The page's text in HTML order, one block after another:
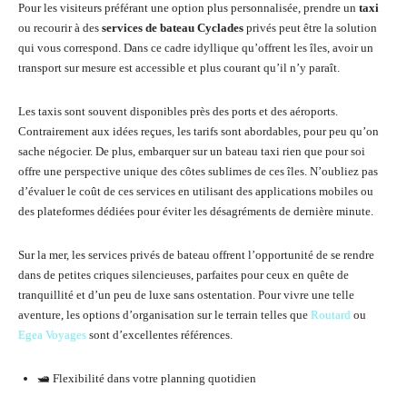
Pour les visiteurs préférant une option plus personnalisée, prendre un taxi
ou recourir à des services de bateau Cyclades privés peut être la solution
qui vous correspond. Dans ce cadre idyllique qu’offrent les îles, avoir un
transport sur mesure est accessible et plus courant qu’il n’y paraît.
Les taxis sont souvent disponibles près des ports et des aéroports.
Contrairement aux idées reçues, les tarifs sont abordables, pour peu qu’on
sache négocier. De plus, embarquer sur un bateau taxi rien que pour soi
offre une perspective unique des côtes sublimes de ces îles. N’oubliez pas
d’évaluer le coût de ces services en utilisant des applications mobiles ou
des plateformes dédiées pour éviter les désagréments de dernière minute.
Sur la mer, les services privés de bateau offrent l’opportunité de se rendre
dans de petites criques silencieuses, parfaites pour ceux en quête de
tranquillité et d’un peu de luxe sans ostentation. Pour vivre une telle
aventure, les options d’organisation sur le terrain telles que Routard ou
Egea Voyages sont d’excellentes références.
🛥️ Flexibilité dans votre planning quotidien